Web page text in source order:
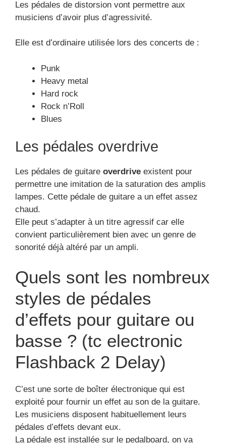
Les pédales de distorsion vont permettre aux
musiciens d’avoir plus d’agressivité.
Elle est d’ordinaire utilisée lors des concerts de :
Punk
Heavy metal
Hard rock
Rock n’Roll
Blues
Les pédales overdrive
Les pédales de guitare overdrive existent pour
permettre une imitation de la saturation des amplis
lampes. Cette pédale de guitare a un effet assez
chaud.
Elle peut s’adapter à un titre agressif car elle
convient particulièrement bien avec un genre de
sonorité déjà altéré par un ampli.
Quels sont les nombreux
styles de pédales
d’effets pour guitare ou
basse ? (tc electronic
Flashback 2 Delay)
C’est une sorte de boîter électronique qui est
exploité pour fournir un effet au son de la guitare.
Les musiciens disposent habituellement leurs
pédales d’effets devant eux.
La pédale est installée sur le pedalboard, on va